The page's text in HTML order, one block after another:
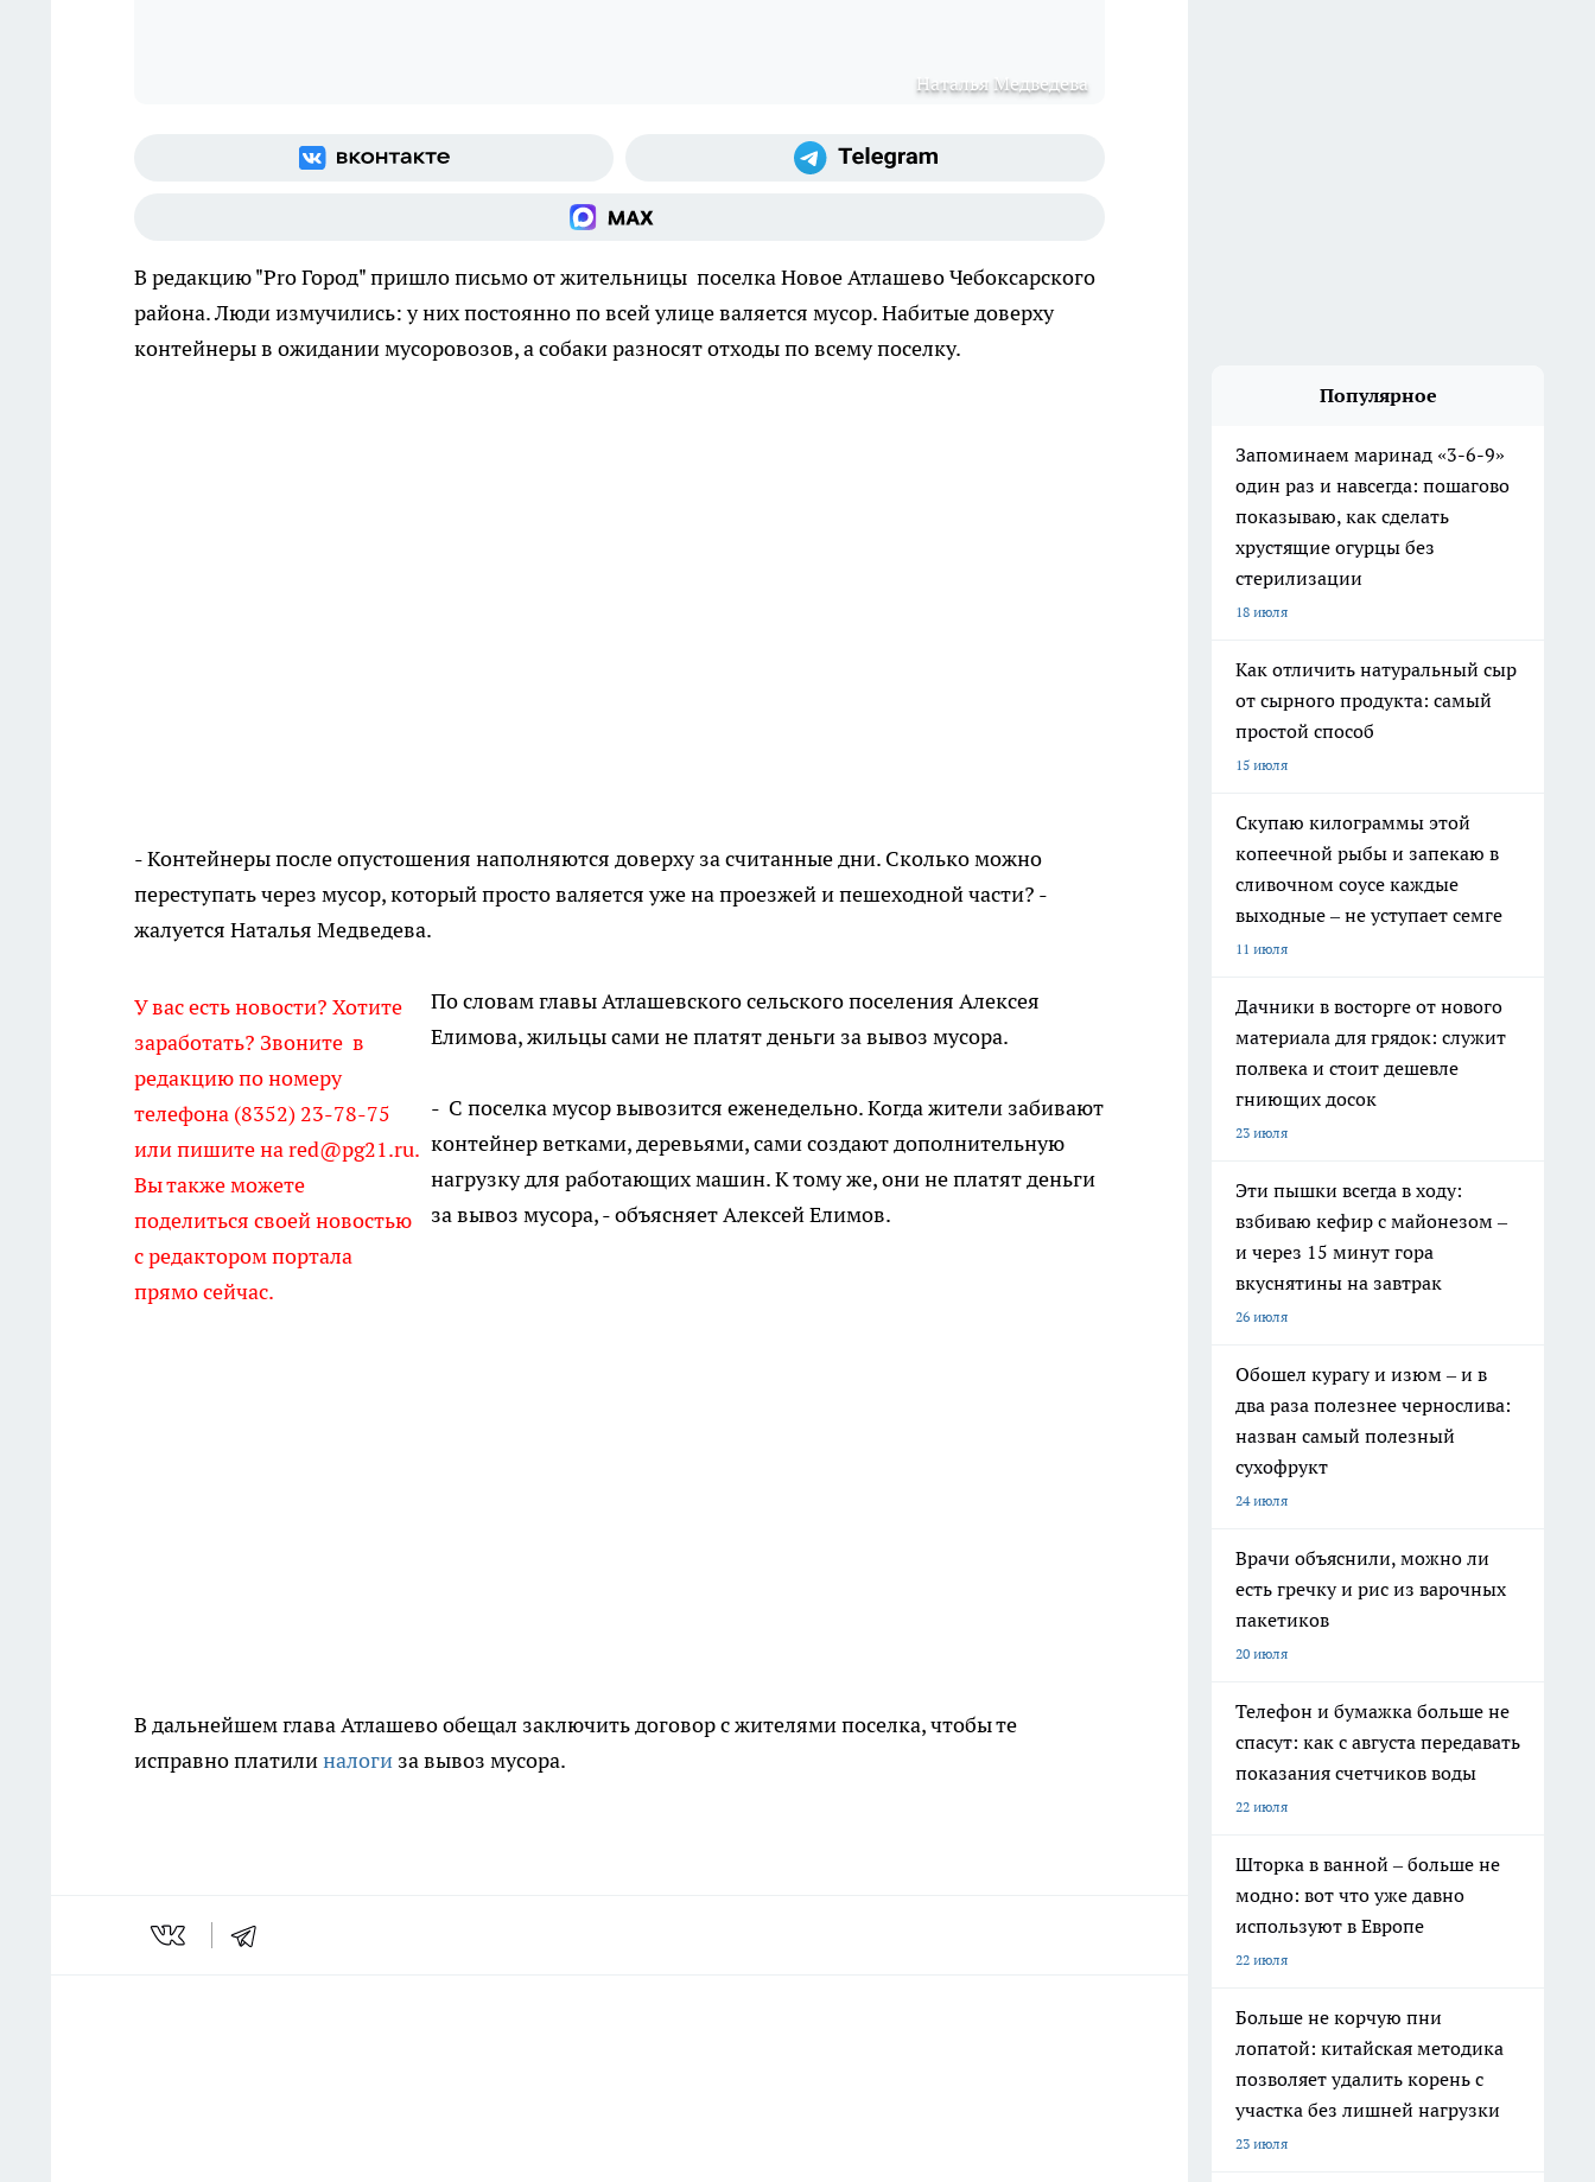
Наталья Медведева
В редакцию "Pro Город" пришло письмо от жительницы поселка Новое Атлашево Чебоксарского
района. Люди измучились: у них постоянно по всей улице валяется мусор. Набитые доверху
контейнеры в ожидании мусоровозов, а собаки разносят отходы по всему поселку.
- Контейнеры после опустошения наполняются доверху за считанные дни. Сколько можно
переступать через мусор, который просто валяется уже на проезжей и пешеходной части? -
жалуется Наталья Медведева.
У вас есть новости? Хотите
заработать? Звоните в
редакцию по номеру
телефона (8352) 23-78-75
или пишите на red@pg21.ru.
Вы также можете
поделиться своей новостью
с редактором портала
прямо сейчас.
По словам главы Атлашевского сельского поселения Алексея
Елимова, жильцы сами не платят деньги за вывоз мусора.
- С поселка мусор вывозится еженедельно. Когда жители забивают
контейнер ветками, деревьями, сами создают дополнительную
нагрузку для работающих машин. К тому же, они не платят деньги
за вывоз мусора, - объясняет Алексей Елимов.
В дальнейшем глава Атлашево обещал заключить договор с жителями поселка, чтобы те
исправно платилиналоги за вывоз мусора.
Популярное
Запоминаем маринад «3-6-9»
один раз и навсегда: пошагово
показываю, как сделать
хрустящие огурцы без
стерилизации
18 июля
Как отличить натуральный сыр
от сырного продукта: самый
простой способ
15 июля
Скупаю килограммы этой
копеечной рыбы и запекаю в
сливочном соусе каждые
выходные – не уступает семге
11 июля
Дачники в восторге от нового
материала для грядок: служит
полвека и стоит дешевле
гниющих досок
23 июля
Эти пышки всегда в ходу:
взбиваю кефир с майонезом –
и через 15 минут гора
вкуснятины на завтрак
26 июля
Обошел курагу и изюм – и в
два раза полезнее чернослива:
назван самый полезный
сухофрукт
24 июля
Врачи объяснили, можно ли
есть гречку и рис из варочных
пакетиков
20 июля
Телефон и бумажка больше не
спасут: как с августа передавать
показания счетчиков воды
22 июля
Шторка в ванной – больше не
модно: вот что уже давно
используют в Европе
22 июля
Больше не корчую пни
лопатой: китайская методика
позволяет удалить корень с
участка без лишней нагрузки
23 июля